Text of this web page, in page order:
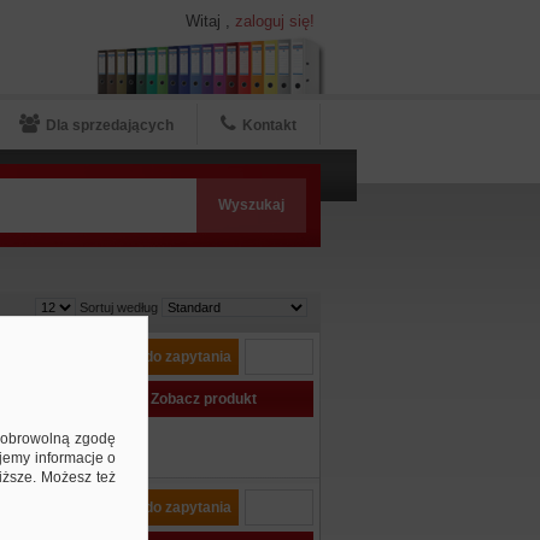
Dla sprzedających Kontakt
Witaj , zaloguj się!
Sortuj według
Dodaj do zapytania
Zobacz produkt
Dodaj do zapytania
zgodę
informacje o
Możesz też